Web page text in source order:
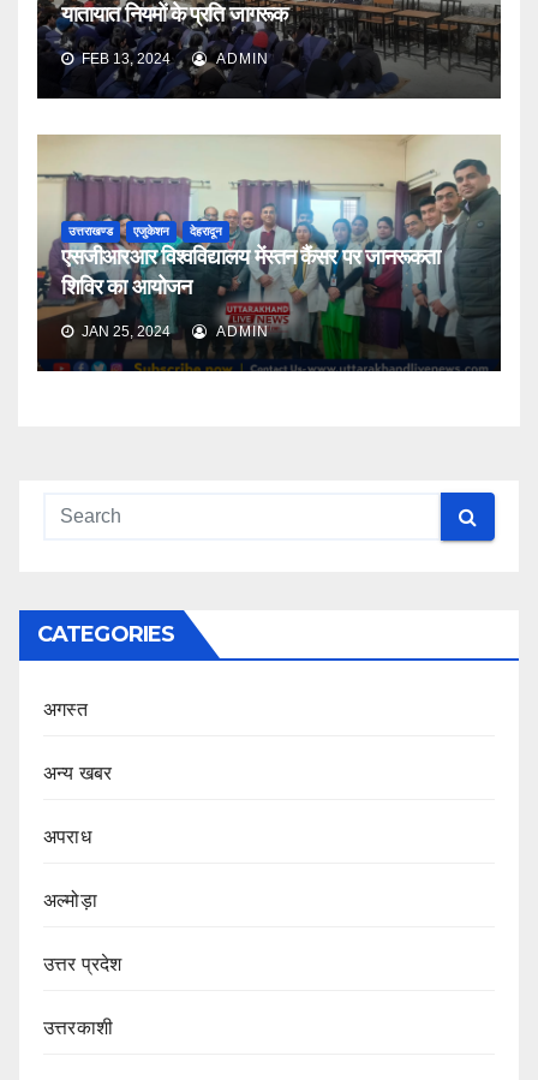
यातायात नियमों के प्रति जागरूक
FEB 13, 2024 ADMIN
उत्तराखण्ड एजुकेशन देहरादून
एसजीआरआर विश्वविद्यालय मेंस्तन कैंसर पर जानरूकता
शिविर का आयोजन
JAN 25, 2024 ADMIN
CATEGORIES
अगस्त
अन्य खबर
अपराध
अल्मोड़ा
उत्तर प्रदेश
उत्तरकाशी